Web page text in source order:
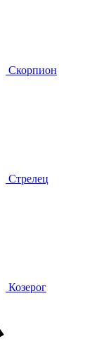
Скорпион
Стрелец
Козерог